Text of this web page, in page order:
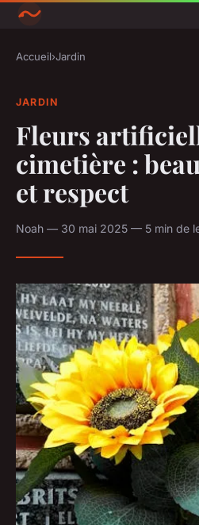
Accueil›Jardin
JARDIN
Fleurs
cimetière :
et respect
Noah — 30 mai 2025 — 5 min de